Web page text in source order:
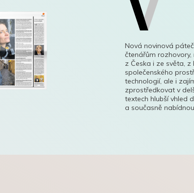
Nová novinová
čtenářům
z Česka i ze světa,
společenského
technologií, ale i
zprostředkovat v
textech hlubší vhled
a současně